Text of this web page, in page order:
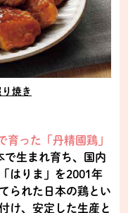
焼き
育った「丹精國鶏」
で生まれ育ち、国内
はりま」を2001年
られた日本の鶏とい
け、安定した生産と